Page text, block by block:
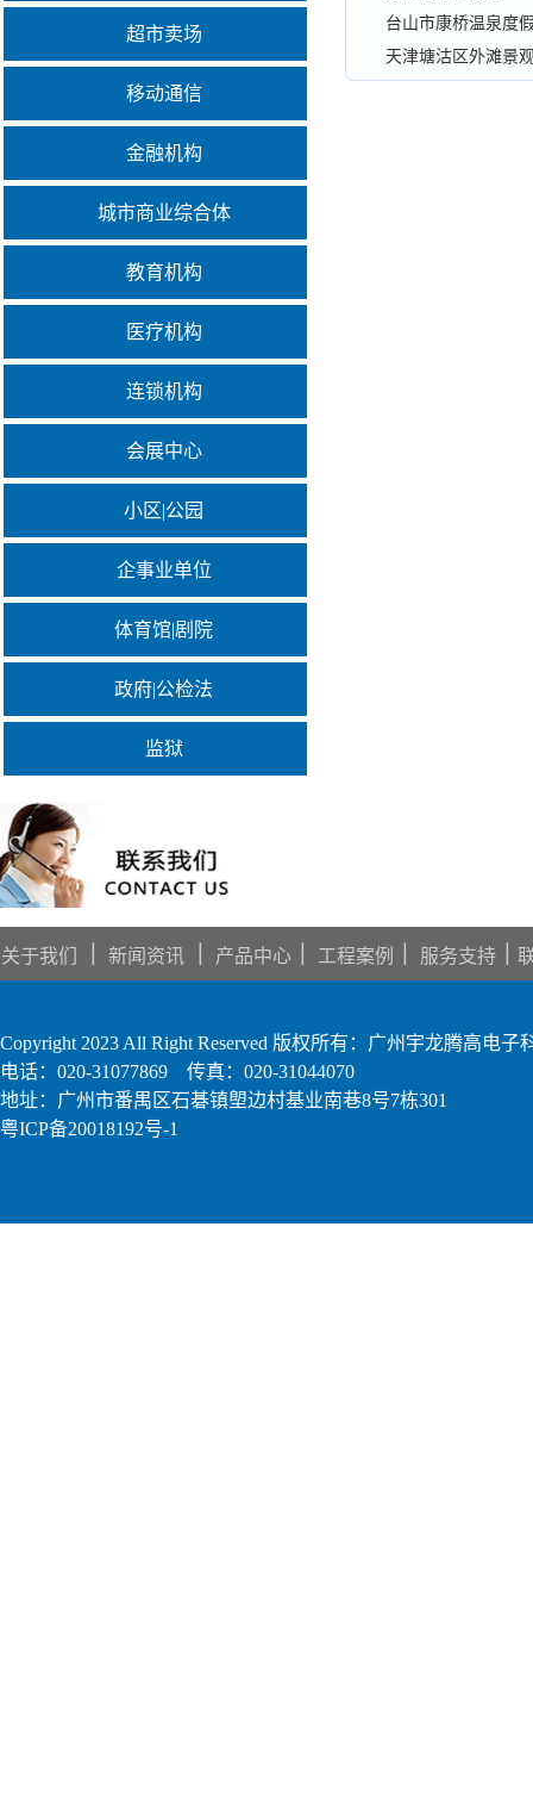
超市卖场
移动通信
金融机构
城市商业综合体
教育机构
医疗机构
连锁机构
会展中心
小区|公园
企事业单位
体育馆|剧院
政府|公检法
监狱
台山市康桥温泉度
天津塘沽区外滩景
关于我们 新闻资讯 产品中心 工程案例 服务支持
Copyright 2023 All Right Reserved 版权所有：广州宇龙腾高电子
电话：020-31077869 传真：020-31044070
地址：广州市番禺区石碁镇塱边村基业南巷8号7栋301
粤ICP备20018192号-1